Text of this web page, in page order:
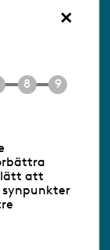
×
lätt att